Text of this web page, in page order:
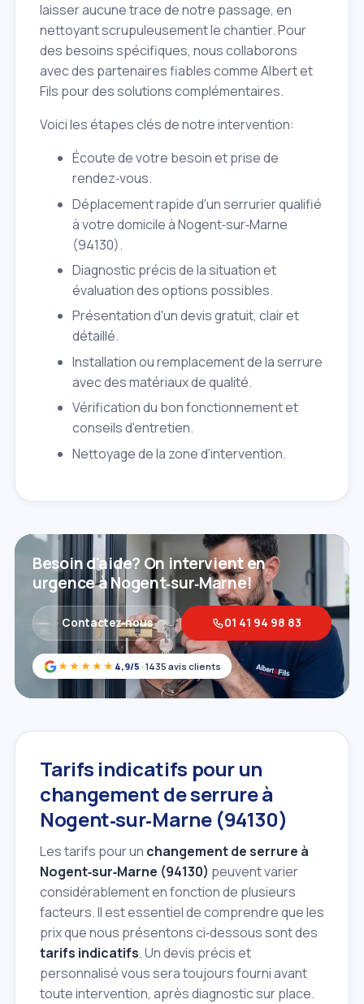
laisser aucune trace de notre passage, en
nettoyant scrupuleusement le chantier. Pour
des besoins spécifiques, nous collaborons
avec des partenaires fiables comme Albert et
Fils pour des solutions complémentaires.
Voici les étapes clés de notre intervention:
Écoute de votre besoin et prise de
rendez‑vous.
Déplacement rapide d'un serrurier qualifié
à votre domicile à Nogent‑sur‑Marne
(94130).
Diagnostic précis de la situation et
évaluation des options possibles.
Présentation d'un devis gratuit, clair et
détaillé.
Installation ou remplacement de la serrure
avec des matériaux de qualité.
Vérification du bon fonctionnement et
conseils d'entretien.
Nettoyage de la zone d'intervention.
★★★★★ 4,9/5 · 1435 avis clients
Besoin d'aide? On intervient en
urgence à Nogent‑sur‑Marne!
Contactez‑nous 01 41 94 98 83
Tarifs indicatifs pour un
changement de serrure à
Nogent‑sur‑Marne (94130)
Les tarifs pour un changement de serrure à
Nogent‑sur‑Marne (94130) peuvent varier
considérablement en fonction de plusieurs
facteurs. Il est essentiel de comprendre que les
prix que nous présentons ci‑dessous sont des
tarifs indicatifs. Un devis précis et
personnalisé vous sera toujours fourni avant
toute intervention, après diagnostic sur place.